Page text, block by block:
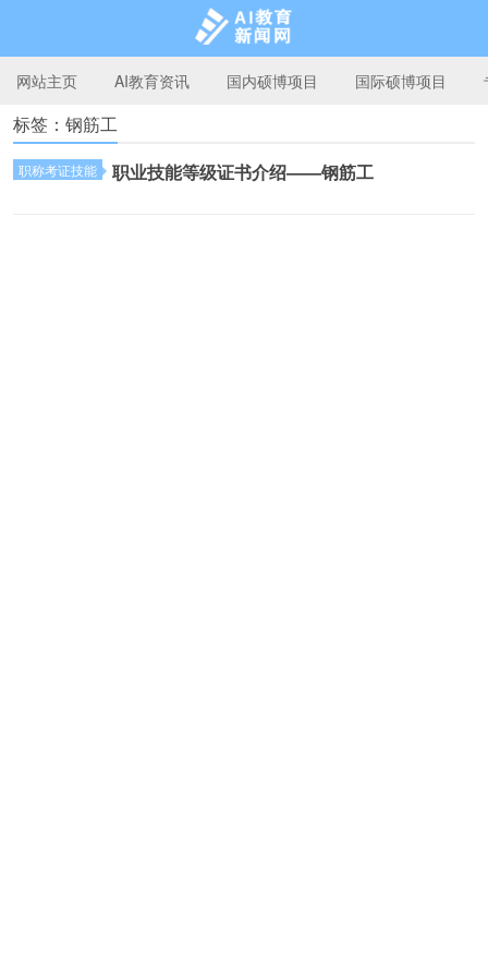
AI教育新闻网
网站主页 AI教育资讯 国内硕博项目 国际硕博项目
标签：钢筋工
职称考证技能 职业技能等级证书介绍——钢筋工